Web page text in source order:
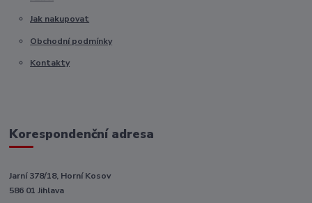
Jak nakupovat
Obchodní podmínky
Kontakty
Korespondenční adresa
Jarní 378/18, Horní Kosov
586 01 Jihlava